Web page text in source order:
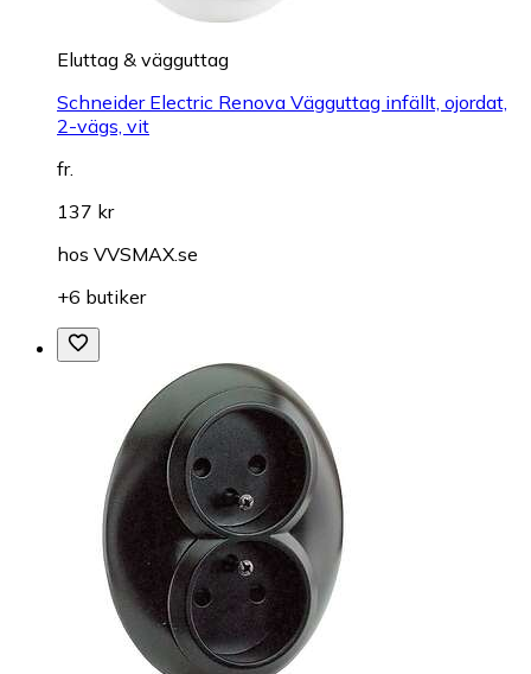
Eluttag & vägguttag
Schneider Electric Renova Vägguttag infällt, ojordat,
2-vägs, vit
fr.
137 kr
hos VVSMAX.se
+6 butiker